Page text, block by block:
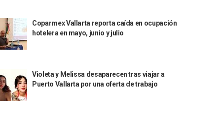
Coparmex Vallarta reporta caída en ocupación
hotelera en mayo, junio y julio
Violeta y Melissa desaparecen tras viajar a
Puerto Vallarta por una oferta de trabajo